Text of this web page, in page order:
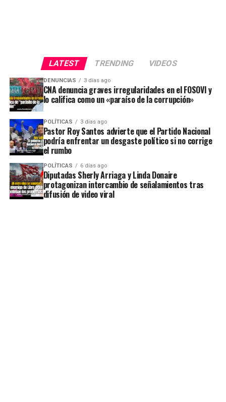
LATEST TRENDING VIDEOS
DENUNCIAS 3 días ago
CNA denuncia graves irregularidades en el FOSOVI y
lo califica como un «paraíso de la corrupción»
POLÍTICAS 3 días ago
Pastor Roy Santos advierte que el Partido Nacional
podría enfrentar un desgaste político si no corrige
el rumbo
POLÍTICAS 6 días ago
Diputadas Sherly Arriaga y Linda Donaire
protagonizan intercambio de señalamientos tras
difusión de video viral